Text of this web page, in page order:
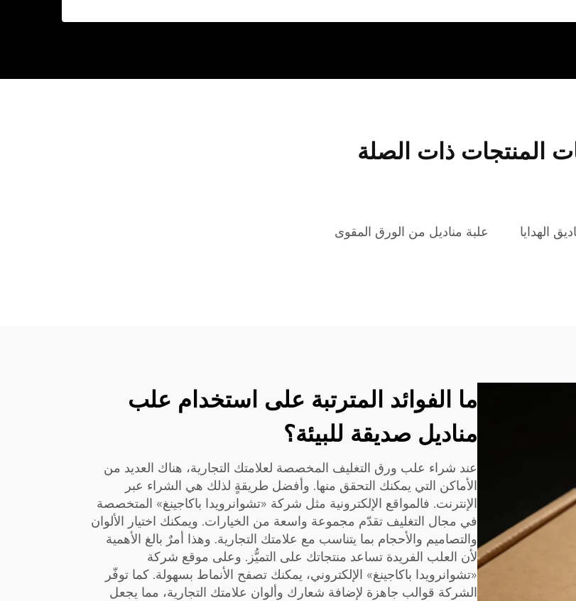
المنتجات ذات الصلة
الهدايا علبة مناديل من الورق المقوى
ما الفوائد المترتبة على استخدام علب
مناديل صديقة للبيئة؟
عند شراء علب ورق التغليف المخصصة لعلامتك التجارية، هناك العديد من
الأماكن التي يمكنك التحقق منها. وأفضل طريقةٍ لذلك هي الشراء عبر
الإنترنت. فالمواقع الإلكترونية مثل شركة «تشوانرويدا باكاجينغ» المتخصصة
في مجال التغليف تقدّم مجموعة واسعة من الخيارات. ويمكنك اختيار الألوان
والتصاميم والأحجام بما يتناسب مع علامتك التجارية. وهذا أمرٌ بالغ الأهمية
لأن العلب الفريدة تساعد منتجاتك على التميُّز. وعلى موقع شركة
«تشوانرويدا باكاجينغ» الإلكتروني، يمكنك تصفح الأنماط بسهولة. كما توفّر
الشركة قوالب جاهزة لإضافة شعارك وألوان علامتك التجارية، مما يجعل